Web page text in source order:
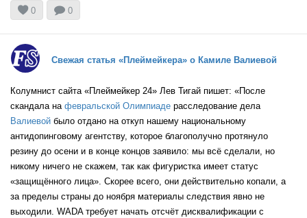
GBR
CHN
CAN
0  0
Свежая статья «Плеймейкера» о Камиле Валиевой
Колумнист сайта «Плеймейкер 24» Лев Тигай пишет: «После
скандала на февральской Олимпиаде расследование дела
Валиевой было отдано на откуп нашему национальному
антидопинговому агентству, которое благополучно протянуло
резину до осени и в конце концов заявило: мы всё сделали, но
никому ничего не скажем, так как фигуристка имеет статус
«защищённого лица». Скорее всего, они действительно копали, а
за пределы страны до ноября материалы следствия явно не
выходили. WADA требует начать отсчёт дисквалификации с